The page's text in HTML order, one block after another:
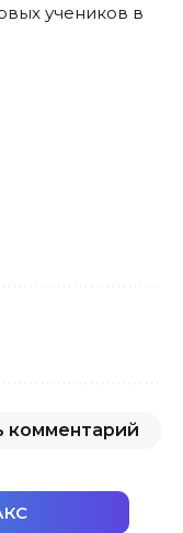
учеников в
комментарий